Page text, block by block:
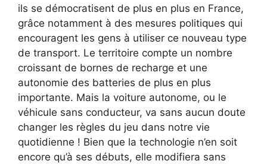
ils se démocratisent de plus en plus en France,
grâce notamment à des mesures politiques qui
encouragent les gens à utiliser ce nouveau type
de transport. Le territoire compte un nombre
croissant de bornes de recharge et une
autonomie des batteries de plus en plus
importante. Mais la voiture autonome, ou le
véhicule sans conducteur, va sans aucun doute
changer les règles du jeu dans notre vie
quotidienne ! Bien que la technologie n’en soit
encore qu’à ses débuts, elle modifiera sans